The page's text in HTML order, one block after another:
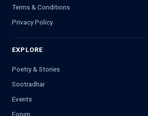
Terms & Conditions
Privacy Policy
EXPLORE
Poetry & Stories
Sootradhar
Events
Forum